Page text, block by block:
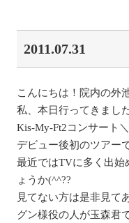
2011.07.31
こんにちは！院内の外
私、本日行ってきま
Kis-My-Ft2コンサート
デビュー後初のツアー
最近ではTVに多く出始
ょうか(^^??
見てない方は是非見て
グン様役の人が玉森君